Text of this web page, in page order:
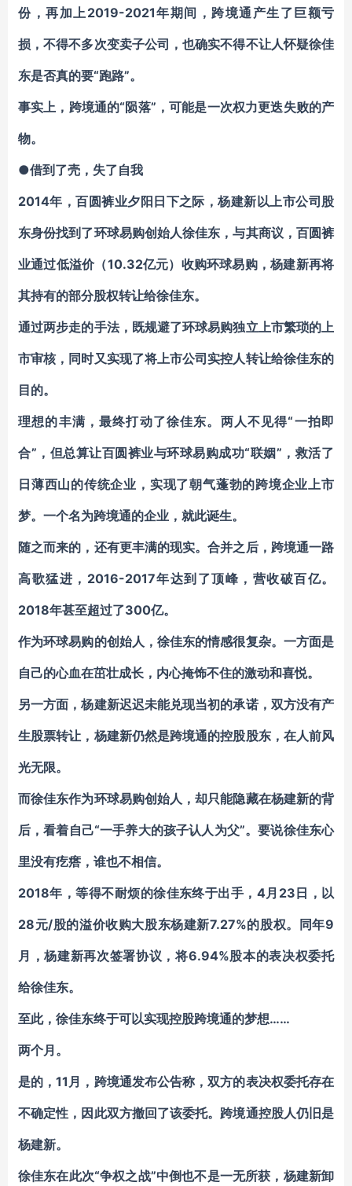
份，再加上2019-2021年期间，跨境通产生了巨额亏
损，不得不多次变卖子公司，也确实不得不让人怀疑徐佳
东是否真的要“跑路”。
事实上，跨境通的“陨落”，可能是一次权力更迭失败的产
物。
●借到了壳，失了自我
2014年，百圆裤业夕阳日下之际，杨建新以上市公司股
东身份找到了环球易购创始人徐佳东，与其商议，百圆裤
业通过低溢价（10.32亿元）收购环球易购，杨建新再将
其持有的部分股权转让给徐佳东。
通过两步走的手法，既规避了环球易购独立上市繁琐的上
市审核，同时又实现了将上市公司实控人转让给徐佳东的
目的。
理想的丰满，最终打动了徐佳东。两人不见得“一拍即
合”，但总算让百圆裤业与环球易购成功“联姻”，救活了
日薄西山的传统企业，实现了朝气蓬勃的跨境企业上市
梦。一个名为跨境通的企业，就此诞生。
随之而来的，还有更丰满的现实。合并之后，跨境通一路
高歌猛进，2016-2017年达到了顶峰，营收破百亿。
2018年甚至超过了300亿。
作为环球易购的创始人，徐佳东的情感很复杂。一方面是
自己的心血在茁壮成长，内心掩饰不住的激动和喜悦。
另一方面，杨建新迟迟未能兑现当初的承诺，双方没有产
生股票转让，杨建新仍然是跨境通的控股股东，在人前风
光无限。
而徐佳东作为环球易购创始人，却只能隐藏在杨建新的背
后，看着自己“一手养大的孩子认人为父”。要说徐佳东心
里没有疙瘩，谁也不相信。
2018年，等得不耐烦的徐佳东终于出手，4月23日，以
28元/股的溢价收购大股东杨建新7.27%的股权。同年9
月，杨建新再次签署协议，将6.94%股本的表决权委托
给徐佳东。
至此，徐佳东终于可以实现控股跨境通的梦想……
两个月。
是的，11月，跨境通发布公告称，双方的表决权委托存在
不确定性，因此双方撤回了该委托。跨境通控股人仍旧是
杨建新。
徐佳东在此次“争权之战”中倒也不是一无所获，杨建新卸